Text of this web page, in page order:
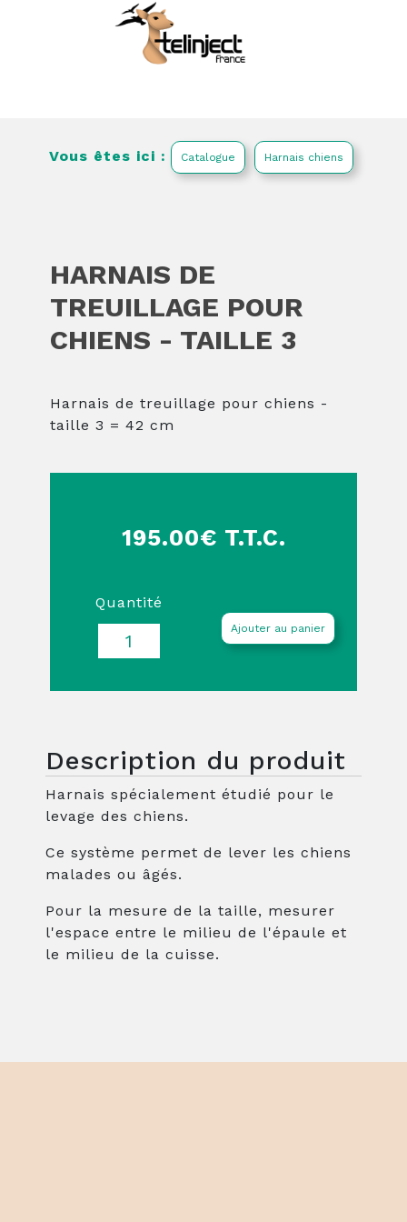
Vous êtes ici : Catalogue Harnais chiens
HARNAIS DE
TREUILLAGE POUR
CHIENS - TAILLE 3
Harnais de treuillage pour chiens -
taille 3 = 42 cm
195.00€ T.T.C.
Quantité
Ajouter au panier
Description du produit
Harnais spécialement étudié pour le
levage des chiens.
Ce système permet de lever les chiens
malades ou âgés.
Pour la mesure de la taille, mesurer
l'espace entre le milieu de l'épaule et
le milieu de la cuisse.